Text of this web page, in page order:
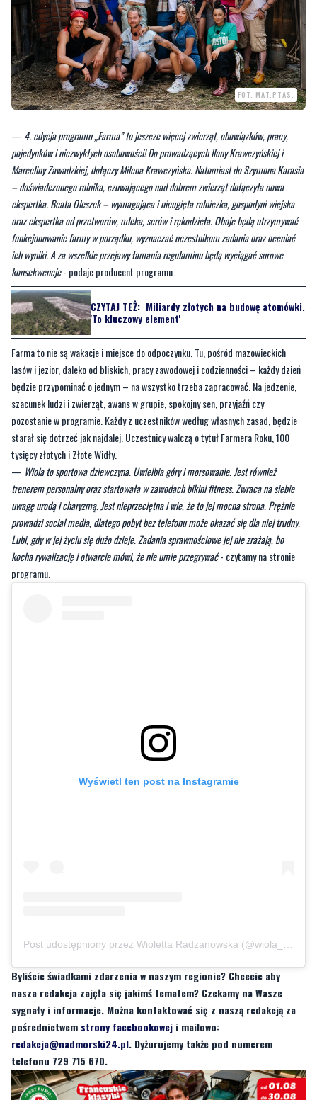
FOT. MAT.PTAS.
—4. edycja programu „Farma” to jeszcze więcej zwierząt, obowiązków, pracy,
pojedynków i niezwykłych osobowości! Do prowadzących Ilony Krawczyńskiej i
– doświadczonego rolnika, czuwającego nad dobrem zwierząt dołączyła nowa
ekspertka. Beata Oleszek – wymagająca i nieugięta rolniczka, gospodyni wiejska
oraz ekspertka od przetworów, mleka, serów i rękodzieła. Oboje będą utrzymywać
funkcjonowanie farmy w porządku, wyznaczać uczestnikom zadania oraz oceniać
ich wyniki. A za wszelkie przejawy łamania regulaminu będą wyciągać surowe
konsekwencje- podaje producent programu.
CZYTAJ TEŻ:Miliardy złotych na budowę atomówki.
'To kluczowy element'
Farma to nie są wakacje i miejsce do odpoczynku. Tu, pośród mazowieckich
lasów i jezior, daleko od bliskich, pracy zawodowej i codzienności – każdy dzień
będzie przypominać o jednym – na wszystko trzeba zapracować. Na jedzenie,
szacunek ludzi i zwierząt, awans w grupie, spokojny sen, przyjaźń czy
pozostanie w programie. Każdy z uczestników według własnych zasad, będzie
starał się dotrzeć jak najdalej. Uczestnicy walczą o tytuł Farmera Roku, 100
tysięcy złotych i Złote Widły.
—Wiola to sportowa dziewczyna. Uwielbia góry i morsowanie. Jest również
trenerem personalny oraz startowała w zawodach bikini fitness. Zwraca na siebie
uwagę urodą i charyzmą. Jest nieprzeciętna i wie, że to jej mocna strona. Prężnie
prowadzi social media, dlatego pobyt bez telefonu może okazać się dla niej trudny.
Lubi, gdy w jej życiu się dużo dzieje. Zadania sprawnościowe jej nie zrażają, bo
kocha rywalizację i otwarcie mówi, że nie umie przegrywać- czytamy na stronie
programu.
Wyświetl ten post na Instagramie
nasza redakcja zajęła się jakimś tematem? Czekamy na Wasze
pośrednictwemstrony facebookoweji mailowo:
redakcja@nadmorski24.pl. Dyżurujemy także pod numerem
telefonu 729 715 670.